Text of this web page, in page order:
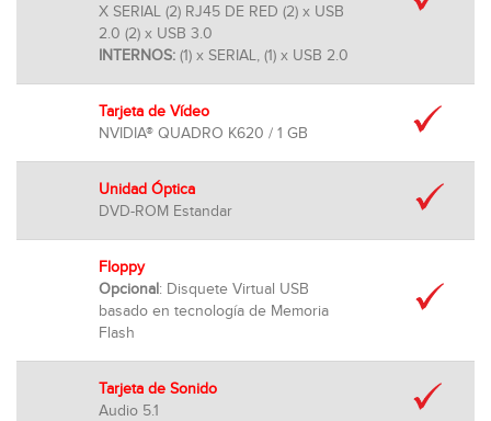
X SERIAL (2) RJ45 DE RED (2) x USB
2.0 (2) x USB 3.0
INTERNOS: (1) x SERIAL, (1) x USB 2.0
Tarjeta de Vídeo
NVIDIA® QUADRO K620 / 1 GB
Unidad Óptica
DVD-ROM Estandar
Floppy
Opcional : Disquete Virtual USB
basado en tecnología de Memoria
Flash
Tarjeta de Sonido
Audio 5.1